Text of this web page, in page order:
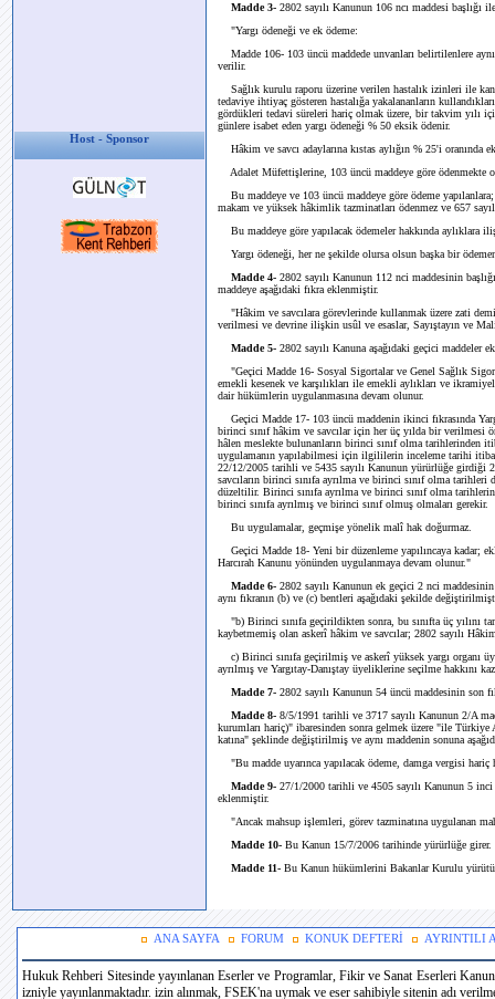
Host - Sponsor
Madde 3- 2802 sayılı Kanunun 106 ncı maddesi
"Yargı ödeneği ve ek ödeme:
Madde 106- 103 üncü maddede unvanları belirtilenlere
verilir.
Sağlık kurulu raporu üzerine verilen hastalık izinleri ile
tedaviye ihtiyaç gösteren hastalığa yakalananların
gördükleri tedavi süreleri hariç olmak üzere, bir takvim yılı
günlere isabet eden yargı ödeneği % 50 eksik ödenir.
Hâkim ve savcı adaylarına kıstas aylığın % 25'i oranında
Adalet Müfettişlerine, 103 üncü maddeye göre ödenmekte
Bu maddeye ve 103 üncü maddeye göre ödeme
makam ve yüksek hâkimlik tazminatları ödenmez ve 657
Bu maddeye göre yapılacak ödemeler hakkında aylıklara
Yargı ödeneği, her ne şekilde olursa olsun başka bir
Madde 4- 2802 sayılı Kanunun 112 nci maddesinin
maddeye aşağıdaki fıkra eklenmiştir.
"Hâkim ve savcılara görevlerinde kullanmak üzere zati
verilmesi ve devrine ilişkin usûl ve esaslar, Sayıştayın ve
Madde 5- 2802 sayılı Kanuna aşağıdaki geçici maddeler
"Geçici Madde 16- Sosyal Sigortalar ve Genel Sağlık
emekli kesenek ve karşılıkları ile emekli aylıkları ve
dair hükümlerin uygulanmasına devam olunur.
Geçici Madde 17- 103 üncü maddenin ikinci fıkrasında
birinci sınıf hâkim ve savcılar için her üç yılda bir
hâlen meslekte bulunanların birinci sınıf olma tarihlerinden
uygulamanın yapılabilmesi için ilgililerin inceleme tarihi
22/12/2005 tarihli ve 5435 sayılı Kanunun yürürlüğe girdiği
savcıların birinci sınıfa ayrılma ve birinci sınıf olma
düzeltilir. Birinci sınıfa ayrılma ve birinci sınıf olma
birinci sınıfa ayrılmış ve birinci sınıf olmuş olmaları gerekir.
Bu uygulamalar, geçmişe yönelik malî hak doğurmaz.
Geçici Madde 18- Yeni bir düzenleme yapılıncaya kadar;
Harcırah Kanunu yönünden uygulanmaya devam olunur."
Madde 6- 2802 sayılı Kanunun ek geçici 2 nci
aynı fıkranın (b) ve (c) bentleri aşağıdaki şekilde
"b) Birinci sınıfa geçirildikten sonra, bu sınıfta üç yılını
kaybetmemiş olan askerî hâkim ve savcılar; 2802 sayılı
c) Birinci sınıfa geçirilmiş ve askerî yüksek yargı organı
ayrılmış ve Yargıtay-Danıştay üyeliklerine seçilme hakkını
Madde 7- 2802 sayılı Kanunun 54 üncü maddesinin son
Madde 8- 8/5/1991 tarihli ve 3717 sayılı Kanunun 2/A
kurumları hariç)" ibaresinden sonra gelmek üzere "ile
katına" şeklinde değiştirilmiş ve aynı maddenin sonuna
"Bu madde uyarınca yapılacak ödeme, damga vergisi
Madde 9- 27/1/2000 tarihli ve 4505 sayılı Kanunun 5
eklenmiştir.
"Ancak mahsup işlemleri, görev tazminatına uygulanan
Madde 10- Bu Kanun 15/7/2006 tarihinde yürürlüğe girer.
Madde 11- Bu Kanun hükümlerini Bakanlar Kurulu
ANA SAYFA FORUM KONUK DEFTERİ AYRINTILI
Hukuk Rehberi Sitesinde yayınlanan Eserler ve Programlar, Fikir ve Sanat Eserleri
izniyle yayınlanmaktadır. izin alınmak, FSEK'na uymak ve eser sahibiyle sitenin adı